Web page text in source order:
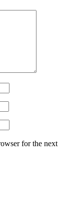
for the next